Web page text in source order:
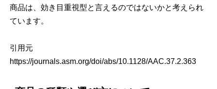
商品は、効き目重視型と言えるのではないかと考えられ
ています。
引用元
https://journals.asm.org/doi/abs/10.1128/AAC.37.2.363